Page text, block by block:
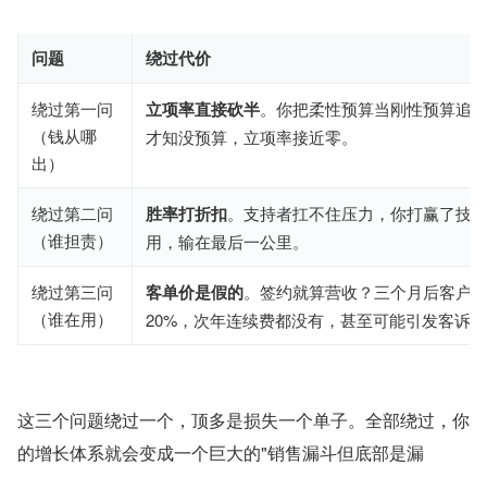
问题 绕过代价
绕过第一问
（钱从哪
出）
立项率直接砍半。你把柔性预算当刚性预算追
才知没预算，立项率接近零。
绕过第二问
（谁担责）
胜率打折扣。支持者扛不住压力，你打赢了技
用，输在最后一公里。
绕过第三问
（谁在用）
客单价是假的。签约就算营收？三个月后客户
20%，次年连续费都没有，甚至可能引发客诉
这三个问题绕过一个，顶多是损失一个单子。全部绕过，你
的增长体系就会变成一个巨大的"销售漏斗但底部是漏